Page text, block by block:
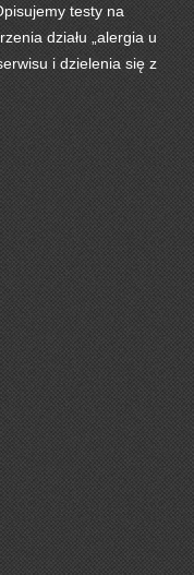
testy na
działu „alergia u
i dzielenia się z